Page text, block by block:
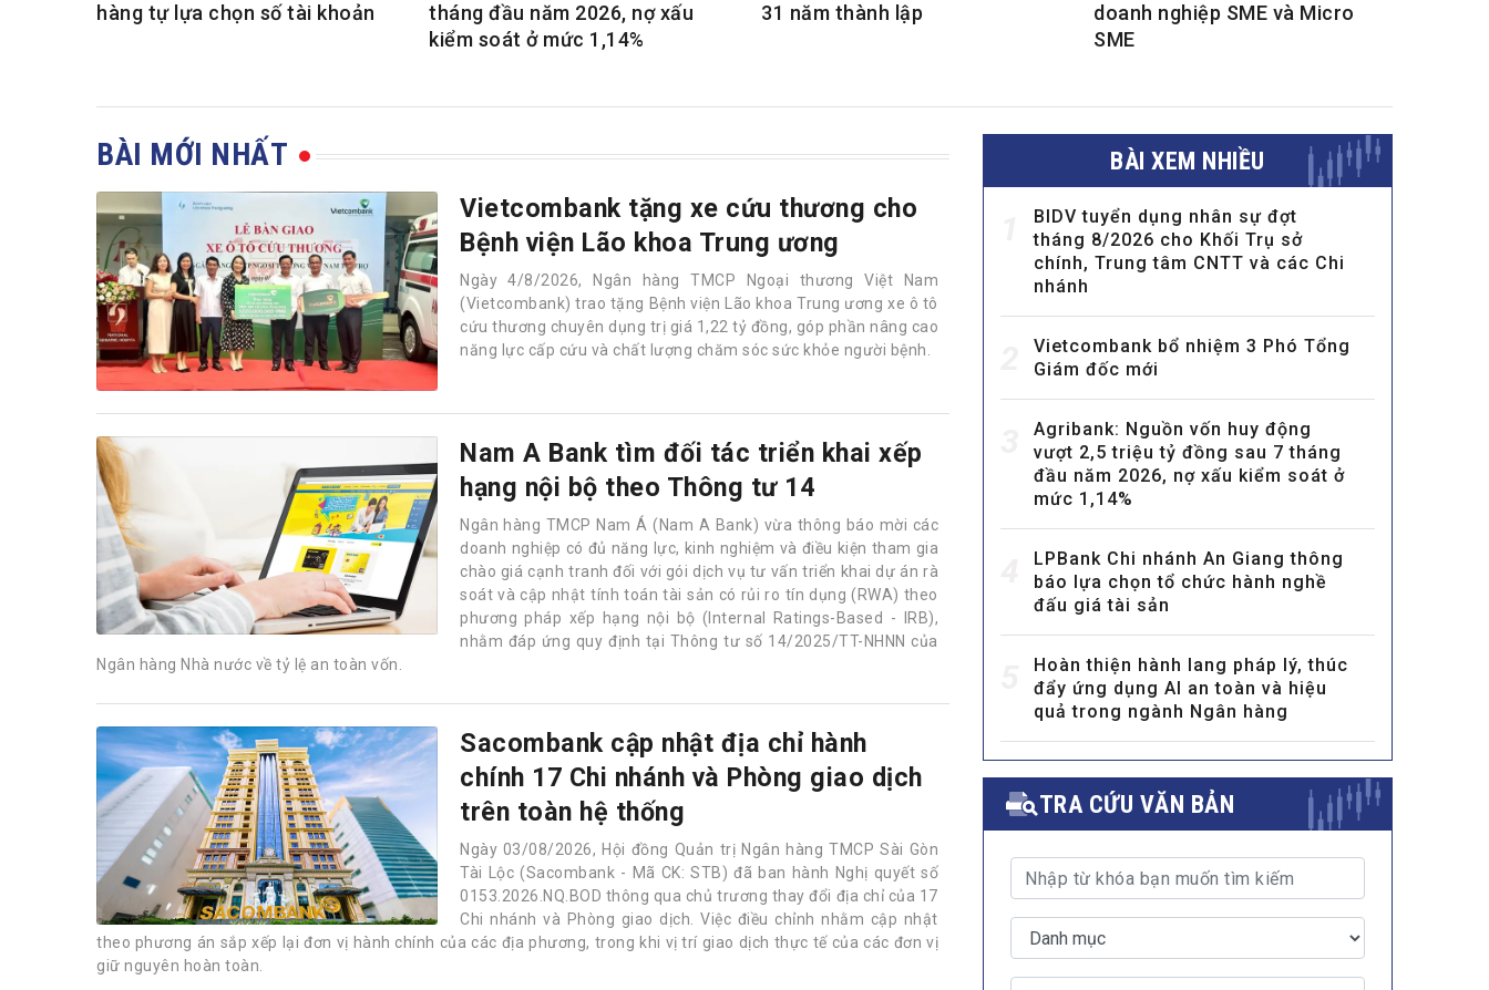
hàng tự lựa chọn số tài khoản
tháng đầu năm 2026, nợ xấu
kiểm soát ở mức 1,14%
31 năm thành lập
doanh nghiệp SME và Micro
SME
BÀI MỚI NHẤT
Vietcombank tặng xe cứu thương cho
Bệnh viện Lão khoa Trung ương
Ngày 4/8/2026, Ngân hàng TMCP Ngoại thương Việt Nam
(Vietcombank) trao tặng Bệnh viện Lão khoa Trung ương xe ô tô
cứu thương chuyên dụng trị giá 1,22 tỷ đồng, góp phần nâng cao
năng lực cấp cứu và chất lượng chăm sóc sức khỏe người bệnh.
Nam A Bank tìm đối tác triển khai xếp
hạng nội bộ theo Thông tư 14
Ngân hàng TMCP Nam Á (Nam A Bank) vừa thông báo mời các
doanh nghiệp có đủ năng lực, kinh nghiệm và điều kiện tham gia
chào giá cạnh tranh đối với gói dịch vụ tư vấn triển khai dự án rà
soát và cập nhật tính toán tài sản có rủi ro tín dụng (RWA) theo
phương pháp xếp hạng nội bộ (Internal Ratings-Based - IRB),
nhằm đáp ứng quy định tại Thông tư số 14/2025/TT-NHNN của
Ngân hàng Nhà nước về tỷ lệ an toàn vốn.
Sacombank cập nhật địa chỉ hành
chính 17 Chi nhánh và Phòng giao dịch
trên toàn hệ thống
Ngày 03/08/2026, Hội đồng Quản trị Ngân hàng TMCP Sài Gòn
Tài Lộc (Sacombank - Mã CK: STB) đã ban hành Nghị quyết số
0153.2026.NQ.BOD thông qua chủ trương thay đổi địa chỉ của 17
Chi nhánh và Phòng giao dịch. Việc điều chỉnh nhằm cập nhật
theo phương án sắp xếp lại đơn vị hành chính của các địa phương, trong khi vị trí giao dịch thực tế của các đơn vị
giữ nguyên hoàn toàn.
BÀI XEM NHIỀU
BIDV tuyển dụng nhân sự đợt
tháng 8/2026 cho Khối Trụ sở
chính, Trung tâm CNTT và các Chi
nhánh
Vietcombank bổ nhiệm 3 Phó Tổng
Giám đốc mới
Agribank: Nguồn vốn huy động
vượt 2,5 triệu tỷ đồng sau 7 tháng
đầu năm 2026, nợ xấu kiểm soát ở
mức 1,14%
LPBank Chi nhánh An Giang thông
báo lựa chọn tổ chức hành nghề
đấu giá tài sản
Hoàn thiện hành lang pháp lý, thúc
đẩy ứng dụng AI an toàn và hiệu
quả trong ngành Ngân hàng
TRA CỨU VĂN BẢN